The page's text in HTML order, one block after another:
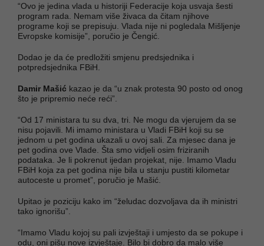
“Ovo je jedina vlada u historiji Federacije koja usvaja šesti
program rada. Nemam više živaca da čitam njihove
programe koji se prepisuju. Vlada nije ni pogledala Mišljenje
Evropske komisije”, poručio je Čengić.
Dodao je da će predložiti smjenu predsjednika i
potpredsjednika FBiH.
Damir Mašić kazao je da “u znak protesta 90 posto od onog
što je pripremio neće reći”.
“Od 17 ministara tu su dva, tri. Ne mogu da vjerujem da se
nisu pojavili. Mi imamo ministara u Vladi FBiH koji su se
jednom u pet godina ukazali u ovoj sali. Za mjesec dana je
pet godina ove Vlade. Šta smo vidjeli osim friziranih
podataka. Je li pokrenut ijedan projekat, nije. Imamo Vladu
FBiH koja za pet godina nije bila u stanju pustiti kilometar
autoceste u promet”, poručio je Mašić.
Upitao je poziciju kako im “želudac dozvoljava da ih ministri
tako ignorišu”.
“Imamo Vladu kojoj su pali izvještaji i umjesto da se pokupe i
odu, oni pišu nove izvještaje. Bilo bi dobro da malo više